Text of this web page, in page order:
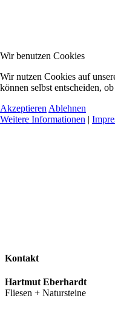
Kontakt
Hartmut Eberhardt
Fliesen + Natursteine
Wir benutzen Cookies
Wir nutzen Cookies auf
können selbst entscheiden,
Akzeptieren Ablehnen
Weitere Informationen |